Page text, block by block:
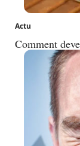
Actu
Comment